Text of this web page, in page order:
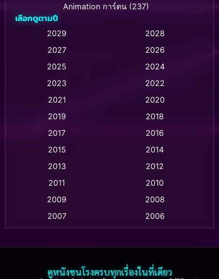
Animation การ์ตูน(237)
Animation การ์ตูน (32)
Animation การ์ตูน (28)
Animation แอนิเมชัน (1)
Animation แอนิเมชั่น (1)
Based on a True Story เรื่องจริง(36)
Based on Novel(16)
เลือกดูตามปี
2029
2028
2027
2026
2025
2024
2023
2022
2021
2020
2019
2018
2017
2016
2015
2014
2013
2012
2011
2010
2009
2008
2007
2006
2003
2002
2001
2000
ดูหนังชนโรงครบทุกเรื่องในที่เดียว